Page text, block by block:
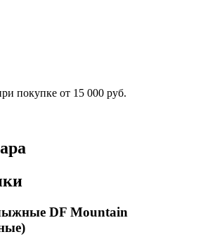
покупке от 15 000 руб.
DF Mountain